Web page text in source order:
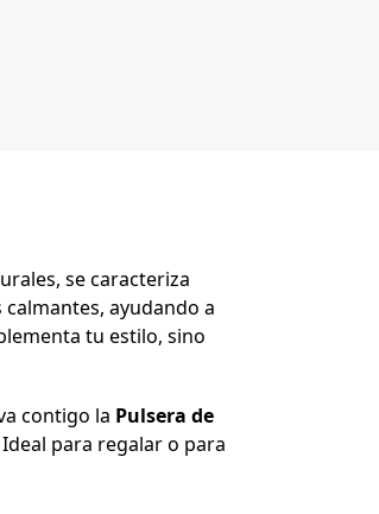
se caracteriza
ayudando a
tu estilo, sino
contigo la Pulsera de
para regalar o para